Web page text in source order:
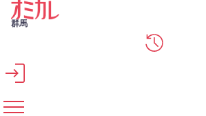
メインコンテンツへスキップ
群馬